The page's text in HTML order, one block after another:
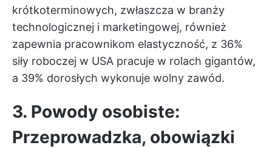
krótkoterminowych, zwłaszcza w branży
technologicznej i marketingowej, również
zapewnia pracownikom elastyczność, z 36%
siły roboczej w USA pracuje w rolach gigantów,
a 39% dorosłych wykonuje wolny zawód.
3. Powody osobiste:
Przeprowadzka, obowiązki